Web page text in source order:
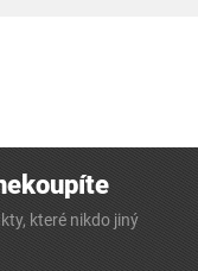
které nikdo jiný